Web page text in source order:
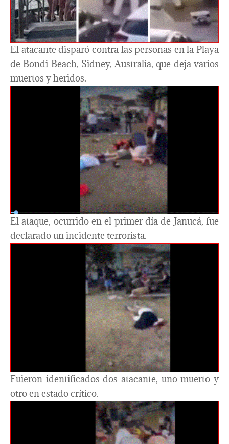
El atacante disparó contra las personas en la Playa
de Bondi Beach, Sidney, Australia, que deja varios
muertos y heridos.
El ataque, ocurrido en el primer día de Janucá, fue
declarado un incidente terrorista.
Fuieron identificados dos atacante, uno muerto y
otro en estado crítico.